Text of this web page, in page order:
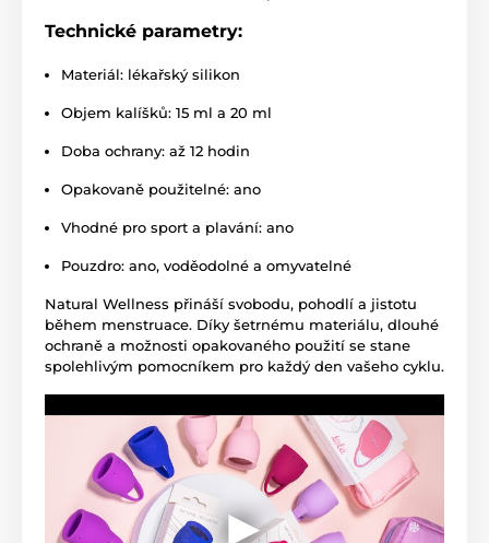
Technické parametry:
Materiál: lékařský silikon
Objem kalíšků: 15 ml a 20 ml
Doba ochrany: až 12 hodin
Opakovaně použitelné: ano
Vhodné pro sport a plavání: ano
Pouzdro: ano, voděodolné a omyvatelné
Natural Wellness přináší svobodu, pohodlí a jistotu
během menstruace. Díky šetrnému materiálu, dlouhé
ochraně a možnosti opakovaného použití se stane
spolehlivým pomocníkem pro každý den vašeho cyklu.